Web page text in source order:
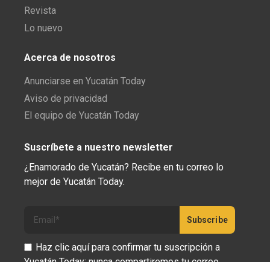
Revista
Lo nuevo
Acerca de nosotros
Anunciarse en Yucatán Today
Aviso de privacidad
El equipo de Yucatán Today
Suscríbete a nuestro newsletter
¿Enamorado de Yucatán? Recibe en tu correo lo
mejor de Yucatán Today.
Haz clic aquí para confirmar tu suscripción a